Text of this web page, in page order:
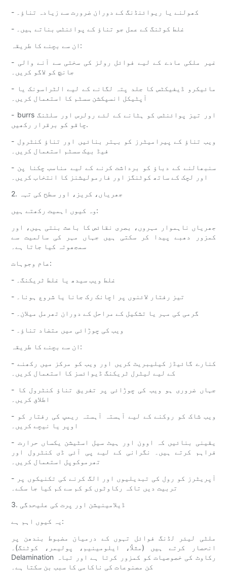
- کھولنے یا ریوائنڈنگ کے دوران ضرورت سے زیادہ تناؤ۔
- غلط کوٹنگ کے عمل جو تناؤ کے پوائنٹس بناتے ہیں۔
ان سے بچنے کا طریقہ:
- غیر ملکی مادے کے لیے فوائل رولز کی سختی سے آنے والی
جانچ کو لاگو کریں۔
- مائیکرو ڈیفیکٹس کا جلد پتہ لگانے کے لیے الٹراسونک یا
آپٹیکل انسپکشن سسٹم کا استعمال کریں۔
- burrs اور تیز پوائنٹس کو ہٹانے کے لئے رولرس اور سلٹنگ
چاقو کو برقرار رکھیں.
- ویب تناؤ کے پیرامیٹرز کو بہتر بنائیں اور تناؤ کنٹرول
فیڈ بیک سسٹم استعمال کریں۔
- سنبھالنے کے دباؤ کو برداشت کرنے کے لیے مناسب چکنا پن
اور لچک کے ساتھ کوٹنگز اور فارمولیشنز کا انتخاب کریں۔
2. جھریاں، کریز، اور سطح کی تہہ
وہ کیوں اہمیت رکھتے ہیں:
جھریاں ناہموار مہروں، بصری نقائص کا باعث بنتی ہیں، اور
کمزور دھبے پیدا کر سکتی ہیں جہاں مہر کی سالمیت سے
سمجھوتہ کیا جاتا ہے۔
عام وجوہات:
- غلط ویب سیدھ یا غلط ٹریکنگ۔
- تیز رفتار لائنوں پر اچانک رک جانا یا شروع ہونا۔
- گرمی کی مہر یا تشکیل کے مراحل کے دوران تھرمل میلان۔
- ویب کی چوڑائی میں متضاد تناؤ۔
ان سے بچنے کا طریقہ:
- کنارے گائیڈز کیلیبریٹ کریں اور ویب کو مرکز میں رکھنے
کے لیے لیٹرل ٹریکنگ ڈیوائسز کا استعمال کریں۔
- جہاں ضروری ہو ویب کی چوڑائی پر تفریق تناؤ کنٹرول کا
اطلاق کریں۔
- ویب شاک کو روکنے کے لیے آہستہ آہستہ ریمپ کی رفتار کو
اوپر یا نیچے کریں۔
- یقینی بنائیں کہ اوون اور ہیٹ سیل اسٹیشن یکساں حرارت
فراہم کرتے ہیں۔ نگرانی کے لیے پی آئی ڈی کنٹرول اور
تھرموکوپل استعمال کریں۔
- آپریٹرز کو رول کی تبدیلیوں اور الگ کرنے کی تکنیکوں پر
تربیت دیں تاکہ رکاوٹوں کو کم سے کم کیا جا سکے۔
3. ڈیلامینیشن اور پرت کی علیحدگی
یہ کیوں اہم ہے:
ملٹی لیئر لڈنگ فوائل تہوں کے درمیان مضبوط بندھن پر
انحصار کرتے ہیں (مثلاً، ایلومینیم، پولیمر، کوٹنگ)۔
Delamination رکاوٹ کی خصوصیات کو کمزور کرتا ہے اور تباہ
کن مصنوعات کی ناکامی کا سبب بن سکتا ہے۔